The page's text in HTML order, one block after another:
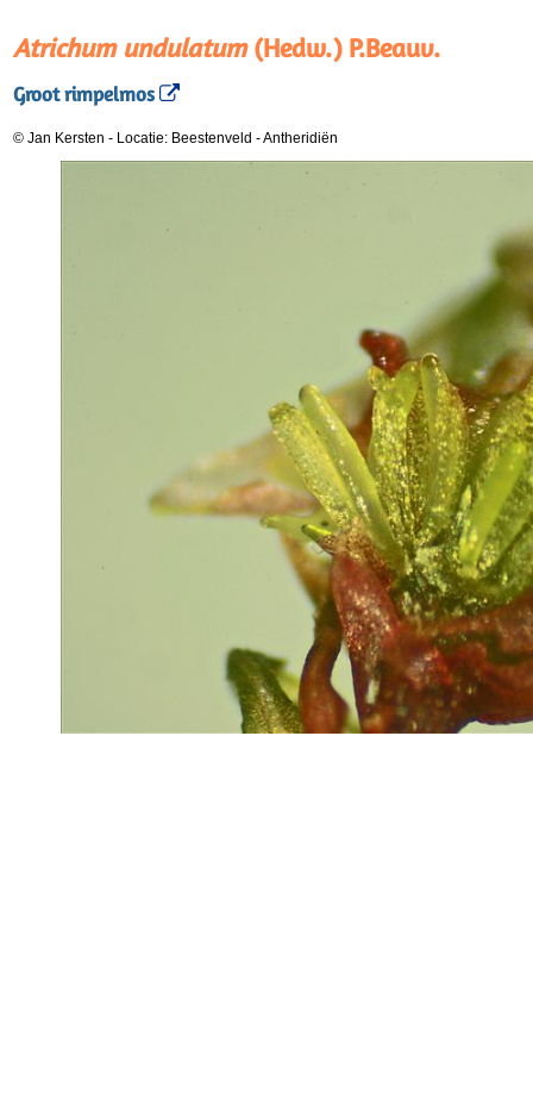
Atrichum undulatum(Hedw.) P.Beauv.
Groot rimpelmos
© Jan Kersten - Locatie: Beestenveld -Antheridiën